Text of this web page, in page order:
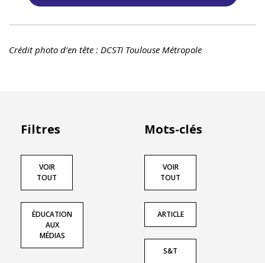
Crédit photo d’en tête : DCSTI Toulouse Métropole
Filtres
VOIR
TOUT
ÉDUCATION
AUX
MÉDIAS
Mots-clés
VOIR
TOUT
ARTICLE
S&T